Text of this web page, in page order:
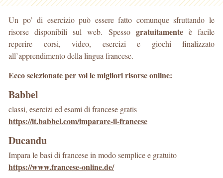
Un po’ di esercizio può essere fatto comunque sfruttando le
risorse disponibili sul web. Spesso gratuitamenteè facile
reperire corsi, video, esercizi e giochi finalizzato
all’apprendimento della lingua francese.
Ecco selezionate per voi le migliori risorse online:
Babbel
classi, esercizi ed esami di francese gratis
https://it.babbel.com/imparare-il-francese
Ducandu
Impara le basi di francese in modo semplice e gratuito
https://www.francese-online.de/